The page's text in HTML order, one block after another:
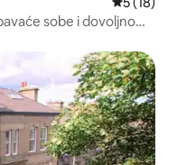
sobe i dovoljno
„Odabrali gosti”